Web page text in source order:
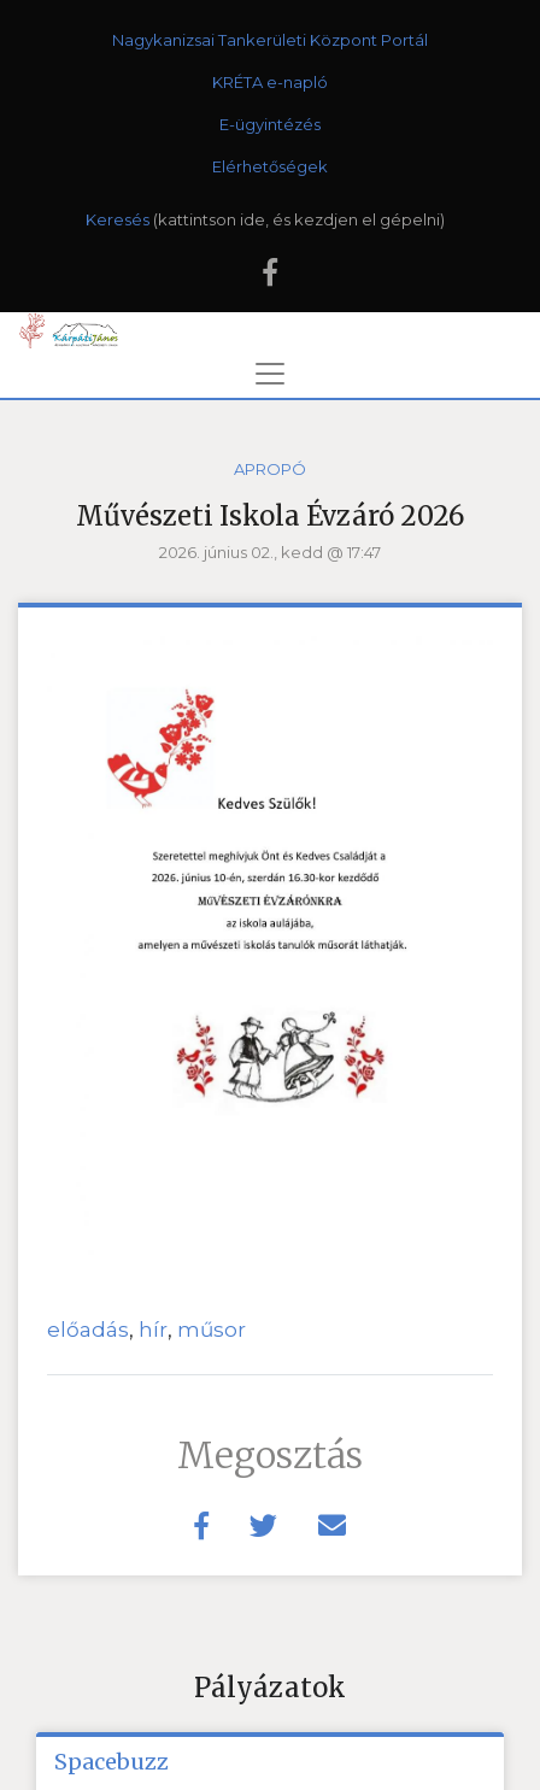
Nagykanizsai Tankerületi Központ Portál
KRÉTA e-napló
E-ügyintézés
Elérhetőségek
Keresés
APROPÓ
Művészeti Iskola Évzáró 2026
2026. június 02., kedd @ 17:47
előadás, hír, műsor
Megosztás
Pályázatok
Spacebuzz